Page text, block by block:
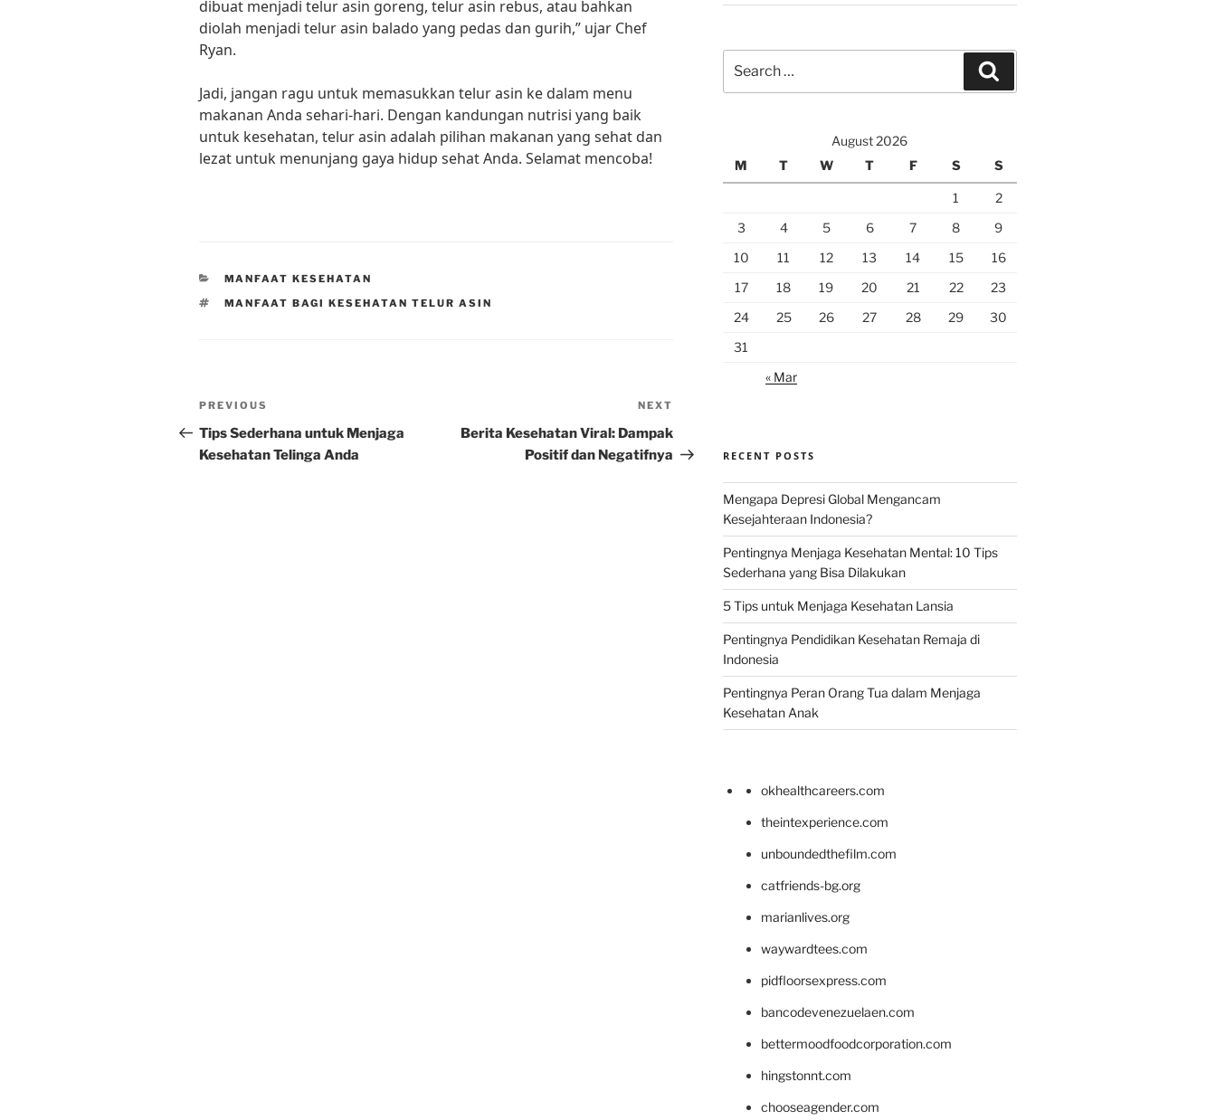
dibuat menjadi telur asin goreng, telur asin rebus, atau bahkan
diolah menjadi telur asin balado yang pedas dan gurih,” ujar Chef
Ryan.
Jadi, jangan ragu untuk memasukkan telur asin ke dalam menu
makanan Anda sehari-hari. Dengan kandungan nutrisi yang baik
untuk kesehatan, telur asin adalah pilihan makanan yang sehat dan
lezat untuk menunjang gaya hidup sehat Anda. Selamat mencoba!
CATEGORIES
MANFAAT KESEHATAN
TAGS
MANFAAT BAGI KESEHATAN TELUR ASIN
Post
navigation
Previous
Post
PREVIOUS
Tips Sederhana untuk Menjaga
Kesehatan Telinga Anda
Post
NEXT
Berita Kesehatan Viral: Dampak
Positif dan Negatifnya
for:
August 2026
M
T W T F S S
1
2
3
4 5 6 7 8
9
10
11 12 13 14 15
16
17
18 19 20 21 22
23
24
25 26 27 28 29
30
31
« Mar
RECENT POSTS
Mengapa Depresi Global Mengancam
Kesejahteraan Indonesia?
Pentingnya Menjaga Kesehatan Mental: 10 Tips
Sederhana yang Bisa Dilakukan
5 Tips untuk Menjaga Kesehatan Lansia
Pentingnya Pendidikan Kesehatan Remaja di
Indonesia
Pentingnya Peran Orang Tua dalam Menjaga
Kesehatan Anak
okhealthcareers.com
theintexperience.com
unboundedthefilm.com
catfriends-bg.org
marianlives.org
waywardtees.com
pidfloorsexpress.com
bancodevenezuelaen.com
bettermoodfoodcorporation.com
hingstonnt.com
chooseagender.com